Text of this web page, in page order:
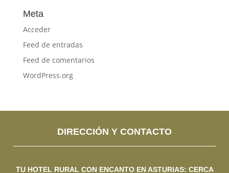
Meta
Acceder
Feed de entradas
Feed de comentarios
WordPress.org
DIRECCIÓN Y CONTACTO
TU HOTEL RURAL CON ENCANTO EN ASTURIAS: CERCA